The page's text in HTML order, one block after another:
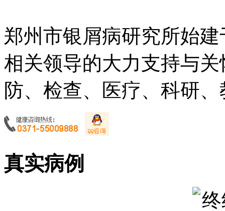
郑州市银屑病研究所始
相关领导的大力支持与
防、检查、医疗、科研
真实病例